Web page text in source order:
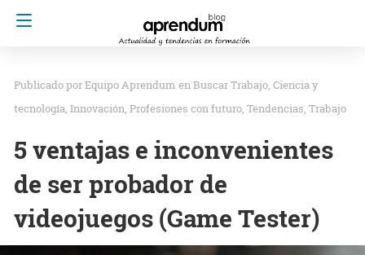
Equipo Aprendum enBuscar Trabajo Ciencia y
tecnología Innovación Profesiones con futuro Tendencias Trabajo
5 ventajas e inconvenientes
de ser probador de
videojuegos (Game Tester)